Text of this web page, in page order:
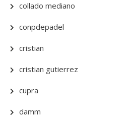
collado mediano
conpdepadel
cristian
cristian gutierrez
cupra
damm